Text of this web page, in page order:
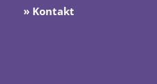
» Kontakt